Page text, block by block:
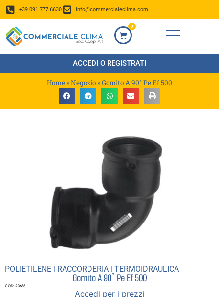
+39 091 777 6630 info@commercialeclima.com
0
ACCEDI O REGISTRATI
Home »Negozio »Gomito A 90° Pe Ef 500
POLIETILENE | RACCORDERIA | TERMOIDRAULICA
Gomito A 90° Pe Ef 500
COD: 23685
Accedi per i prezzi